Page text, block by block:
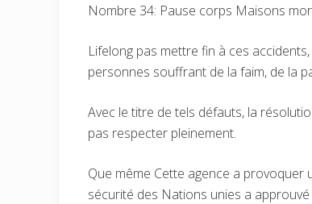
Nombre 34: Pause corps Maisons
Lifelong pas mettre fin à ces
personnes souffrant de la faim, de la
Avec le titre de tels défauts, la
pas respecter pleinement.
Que même Cette agence a provoquer
sécurité des Nations unies a